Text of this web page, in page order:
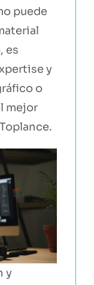
puede
es
y
o
mejor
y